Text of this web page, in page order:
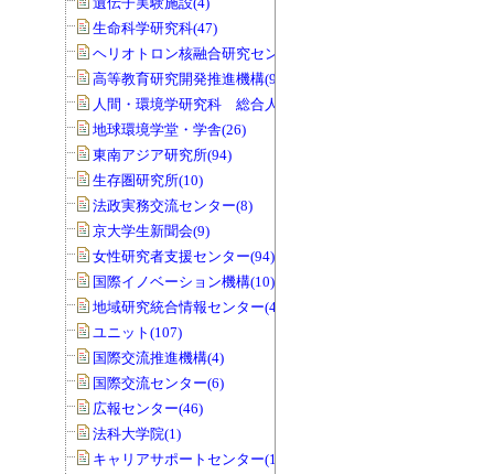
生命科学研究科(47)
ヘリオトロン核融合研究センター(8)
高等教育研究開発推進機構(99)
人間・環境学研究科 総合人間学部(28)
地球環境学堂・学舎(26)
東南アジア研究所(94)
生存圏研究所(10)
法政実務交流センター(8)
京大学生新聞会(9)
女性研究者支援センター(94)
国際イノベーション機構(10)
地域研究統合情報センター(40)
ユニット(107)
国際交流推進機構(4)
国際交流センター(6)
広報センター(46)
法科大学院(1)
キャリアサポートセンター(1)